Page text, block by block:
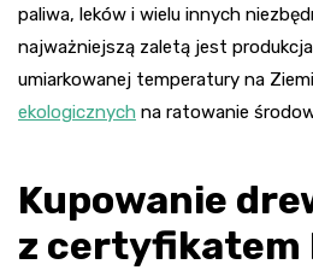
paliwa, leków i wielu innych
najważniejszą zaletą jest
umiarkowanej temperatury na
ekologicznych na ratowanie
Kupowanie
z certyfikatem